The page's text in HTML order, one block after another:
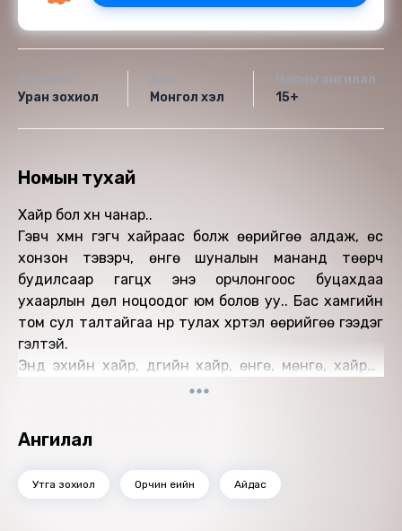
Уран зохиол
Монгол хэл
Насны ангилал
15+
Номын тухай
Хайр бол хүн чанар..
Гэвч хүмүүн гэгч хайраас болж өөрийгөө алдаж, өс
хонзон тэвэрч, өнгө шуналын мананд төөрч
будилсаар гагцхүү энэ орчлонгоос буцахдаа
ухаарлын дөл ноцоодог юм болов уу.. Бас хамгийн
том сул талтайгаа нүүр тулах хүртэл өөрийгөө гээдэг
гэлтэй.
Энд эхийн хайр, дүүгийн хайр, өнгө, мөнгө, хайраа
харуусал болгон эндүүрэх хүний амьдралын ээдрээт
шунал хүслийн эзэн болохоороо өөрийн мөн чанар
хийгээд дотоод хүч чадлаа бусниулаад зогсохгүй
хайр, хайрлах далавчаа ч гээдэг.
"Хойд эх"- ээр хамаатуулж хорвоогийн эрээн
Ангилал
Утга зохиол Орчин үеийн Айдас